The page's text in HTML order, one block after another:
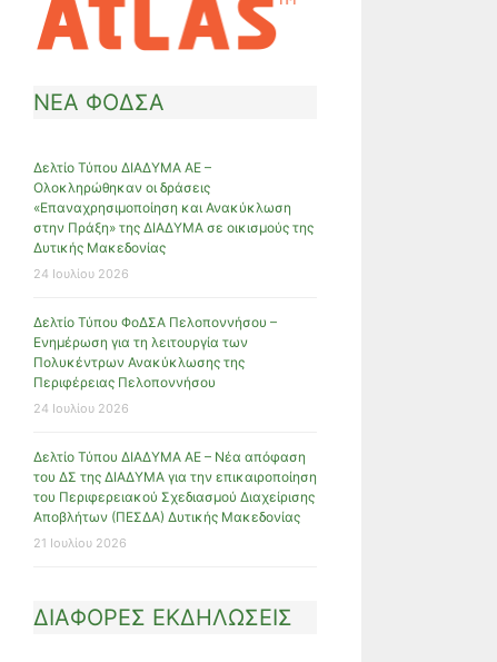
ΝΕΑ ΦΟΔΣΑ
Δελτίο Τύπου ΔΙΑΔΥΜΑ ΑΕ –
Ολοκληρώθηκαν οι δράσεις
«Επαναχρησιμοποίηση και Ανακύκλωση
στην Πράξη» της ΔΙΑΔΥΜΑ σε οικισμούς της
Δυτικής Μακεδονίας
24 Ιουλίου 2026
Δελτίο Τύπου ΦοΔΣΑ Πελοποννήσου –
Ενημέρωση για τη λειτουργία των
Πολυκέντρων Ανακύκλωσης της
Περιφέρειας Πελοποννήσου
24 Ιουλίου 2026
Δελτίο Τύπου ΔΙΑΔΥΜΑ ΑΕ – Νέα απόφαση
του ΔΣ της ΔΙΑΔΥΜΑ για την επικαιροποίηση
του Περιφερειακού Σχεδιασμού Διαχείρισης
Αποβλήτων (ΠΕΣΔΑ) Δυτικής Μακεδονίας
21 Ιουλίου 2026
ΔΙΑΦΟΡΕΣ ΕΚΔΗΛΩΣΕΙΣ